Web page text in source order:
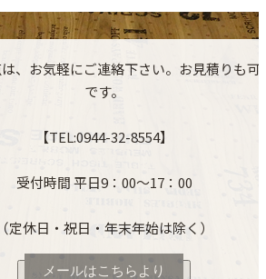
、お気軽にご連絡下さい。お見積りも可
です。
【TEL:0944-32-8554】
受付時間 平日9：00～17：00
（定休日・祝日・年末年始は除く）
メールはこちらより